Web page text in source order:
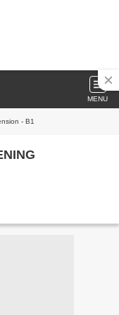
MENU
- B1